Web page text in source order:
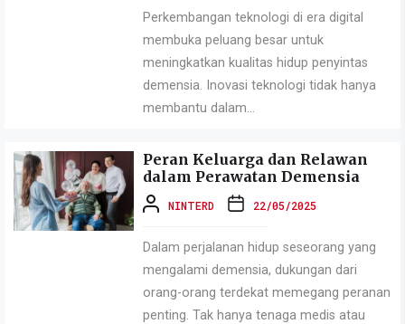
Perkembangan teknologi di era digital
membuka peluang besar untuk
meningkatkan kualitas hidup penyintas
demensia. Inovasi teknologi tidak hanya
membantu dalam...
Peran Keluarga dan Relawan
dalam Perawatan Demensia
NINTERD 22/05/2025
Dalam perjalanan hidup seseorang yang
mengalami demensia, dukungan dari
orang-orang terdekat memegang peranan
penting. Tak hanya tenaga medis atau